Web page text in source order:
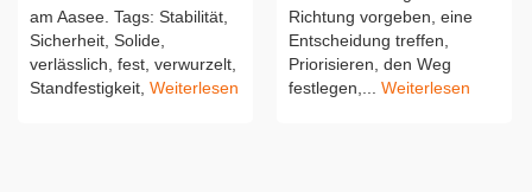
am Aasee. Tags: Stabilität,
Sicherheit, Solide,
verlässlich, fest, verwurzelt,
Standfestigkeit, Weiterlesen
Richtung vorgeben, eine
Entscheidung treffen,
Priorisieren, den Weg
festlegen,... Weiterlesen